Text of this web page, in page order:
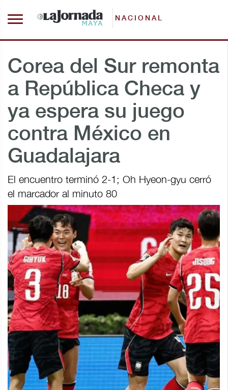
NACIONAL
Corea del Sur remonta
a República Checa y
ya espera su juego
contra México en
Guadalajara
El encuentro terminó 2-1; Oh Hyeon-gyu cerró
el marcador al minuto 80